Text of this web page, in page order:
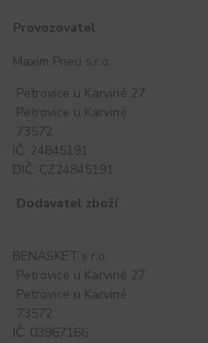
Provozovatel
Maxim Pneu s.r.o.
Petrovice u Karviné 27
Petrovice u Karviné
73572
IČ: 24845191
DIČ: CZ24845191
Dodavatel zboží
BENASKET s.r.o.
Petrovice u Karviné 27
Petrovice u Karviné
73572
IČ: 03967166